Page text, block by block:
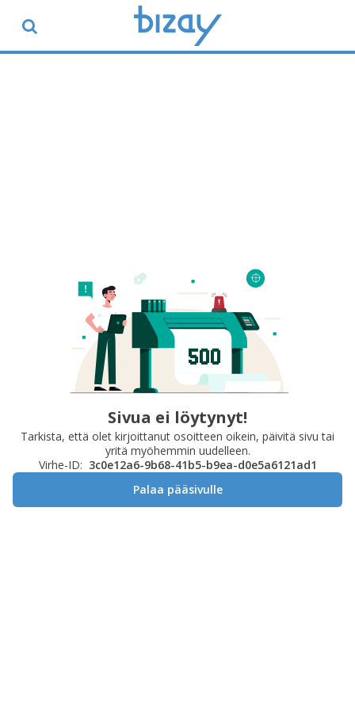
Sivua ei löytynyt!
Tarkista, että olet kirjoittanut osoitteen oikein, päivitä sivu tai
yritä myöhemmin uudelleen.
Virhe-ID: 3c0e12a6-9b68-41b5-b9ea-d0e5a6121ad1